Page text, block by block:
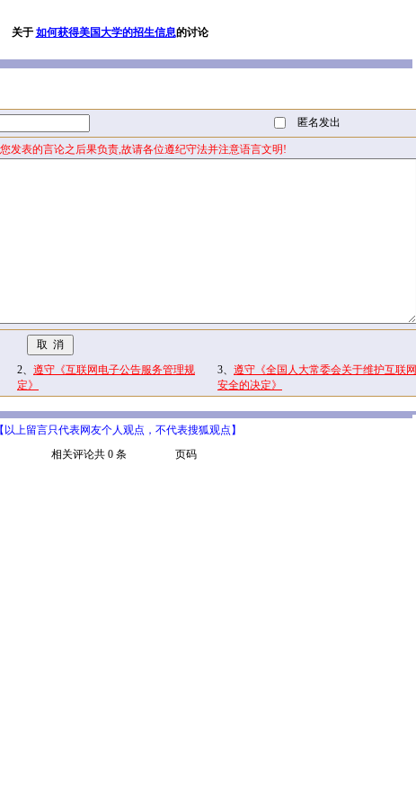
关于 如何获得美国大学的招生信息的讨论
匿名发出
发表的言论之后果负责,故请各位遵纪守法并注意语言文明!
2、 遵守《互联网电子公告服务管理规
定》
3、 遵守《全国人大常委会关于维护互联网
安全的决定》
【以上留言只代表网友个人观点，不代表搜狐观点】
相关评论共 0 条
页码